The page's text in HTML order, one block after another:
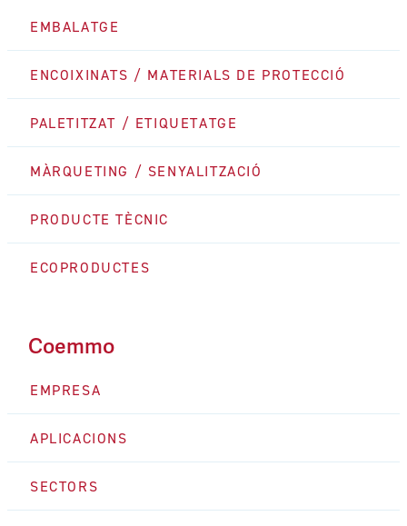
EMBALATGE
ENCOIXINATS / MATERIALS DE PROTECCIÓ
PALETITZAT / ETIQUETATGE
MÀRQUETING / SENYALITZACIÓ
PRODUCTE TÈCNIC
ECOPRODUCTES
Coemmo
EMPRESA
APLICACIONS
SECTORS